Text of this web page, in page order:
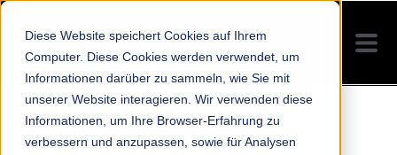
Diese Website speichert Cookies auf Ihrem
Computer. Diese Cookies werden verwendet, um
Informationen darüber zu sammeln, wie Sie mit
unserer Website interagieren. Wir verwenden diese
Informationen, um Ihre Browser-Erfahrung zu
verbessern und anzupassen, sowie für Analysen